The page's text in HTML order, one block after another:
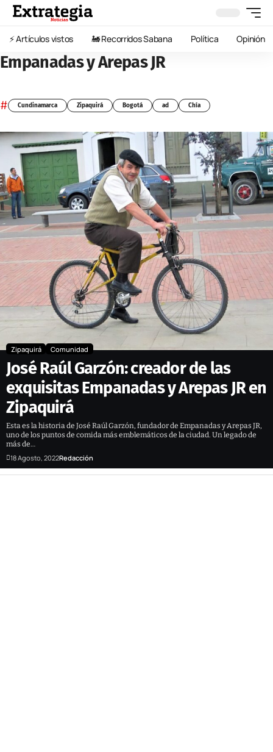
⚡️ Artículos vistos 🚂 Recorridos Sabana Política Opinión
Empanadas y Arepas JR
# Cundinamarca Zipaquirá Bogotá ad Chía
Zipaquirá Comunidad
José Raúl Garzón: creador de las
exquisitas Empanadas y Arepas JR en
Zipaquirá
Esta es la historia de José Raúl Garzón, fundador de Empanadas y Arepas JR,
uno de los puntos de comida más emblemáticos de la ciudad. Un legado de
más de…
18 Agosto, 2022Redacción